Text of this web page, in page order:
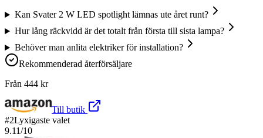
Kan Svater 2 W LED spotlight lämnas ute året runt?
Hur lång räckvidd är det totalt från första till sista lampa?
Behöver man anlita elektriker för installation?
Rekommenderad återförsäljare
Från 444 kr
Till butik
#2Lyxigaste valet
9.11/10